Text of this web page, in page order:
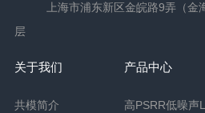
上海市浦东新区金皖路9弄（金海
层
关于我们
共模简介
产品中心
高PSRR低噪声